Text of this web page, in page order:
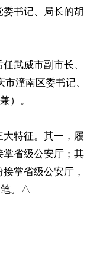
书记、局长的胡
武威市副市长、
潼南区委书记、
）。
特征。其一，履
掌省级公安厅；其
掌省级公安厅，
笔。△